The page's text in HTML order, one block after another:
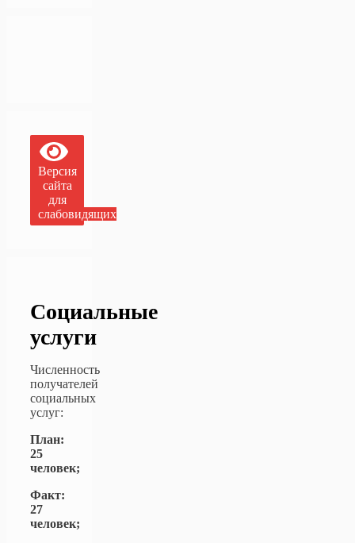
Версия
сайта
для
слабовидящих
Социальные
услуги
Численность
получателей
социальных
услуг:
План:
25
человек;
Факт:
27
человек;